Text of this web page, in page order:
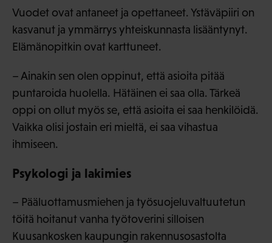
Vuodet ovat antaneet ja opettaneet. Ystäväpiiri on
kasvanut ja ymmärrys yhteiskunnasta lisääntynyt.
Elämänopitkin ovat karttuneet.
– Ainakin sen olen oppinut, että asioita pitää
puntaroida huolella. Hätäinen ei saa olla. Tärkeä
oppi on ollut myös se, että asioita ei saa henkilöidä.
Vaikka olisi jostain eri mieltä, ei saa vihastua
ihmiseen.
Psykologi ja lakimies
– Pääluottamusmiehen ja työsuojeluvaltuutetun
töitä hoitanut vanha työtoverini silloisen
Kuusankosken kaupungin rakennusosastolta